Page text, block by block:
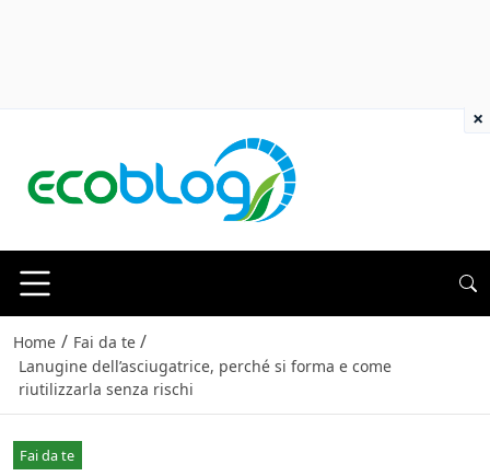
Home / Fai da te /
Lanugine dell’asciugatrice, perché si forma e come
riutilizzarla senza rischi
Fai da te
×